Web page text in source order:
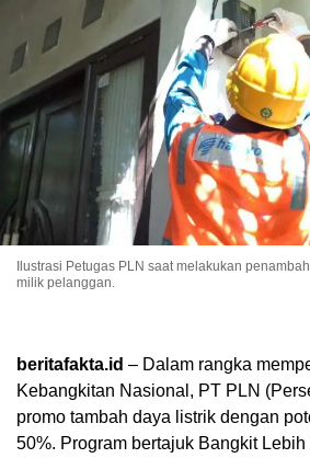
Ilustrasi Petugas PLN saat melakukan
milik pelanggan.
beritafakta.id – Dalam rangka
Kebangkitan Nasional, PT PLN
promo tambah daya listrik dengan
50%. Program bertajuk Bangkit Lebih